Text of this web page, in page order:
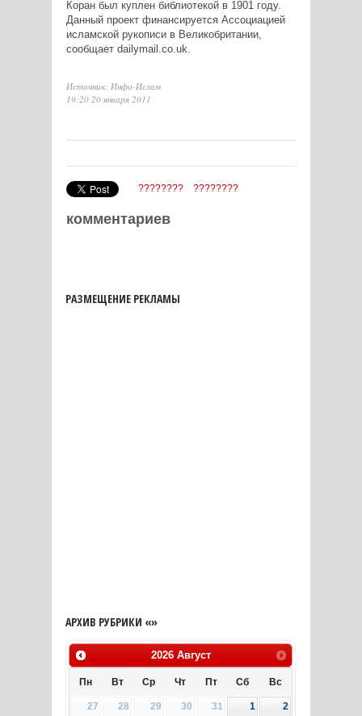
Коран был куплен библиотекой в 1901 году.
Данный проект финансируется Ассоциацией
исламской рукописи в Великобритании,
сообщает dailymail.co.uk.
Источник: Инфо-Ислам
19:20 20 января 2011
???????? ????????
комментариев
РАЗМЕЩЕНИЕ РЕКЛАМЫ
АРХИВ РУБРИКИ «»
2026 Август
Пн Вт Ср Чт Пт Сб Вс
27 28 29 30 31 1
2